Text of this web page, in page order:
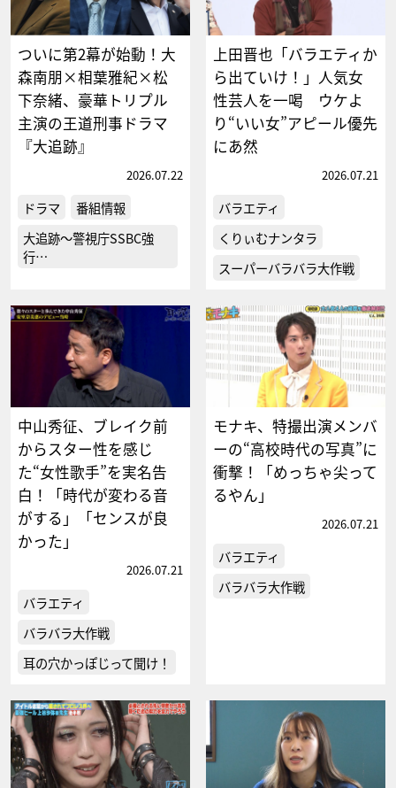
ついに第2幕が始動！大
森南朋×相葉雅紀×松
下奈緒、豪華トリプル
主演の王道刑事ドラマ
『大追跡』
2026.07.22
ドラマ
番組情報
大追跡～警視庁SSBC強
行…
上田晋也「バラエティか
ら出ていけ！」人気女
性芸人を一喝 ウケよ
り“いい女”アピール優先
にあ然
2026.07.21
バラエティ
くりぃむナンタラ
スーパーバラバラ大作戦
中山秀征、ブレイク前
からスター性を感じ
た“女性歌手”を実名告
白！「時代が変わる音
がする」「センスが良
かった」
2026.07.21
バラエティ
バラバラ大作戦
耳の穴かっぽじって聞け！
モナキ、特撮出演メンバ
ーの“高校時代の写真”に
衝撃！「めっちゃ尖って
るやん」
2026.07.21
バラエティ
バラバラ大作戦